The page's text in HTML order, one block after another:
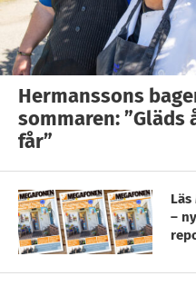
Hermanssons
sommaren:
får”
–